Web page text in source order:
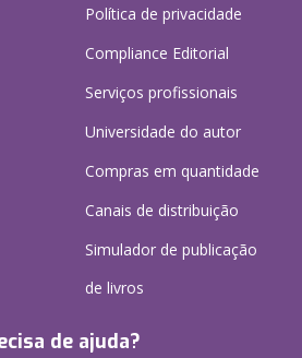
Política de privacidade
Compliance Editorial
Serviços profissionais
Universidade do autor
Compras em quantidade
Canais de distribuição
Simulador de publicação
de livros
de ajuda?